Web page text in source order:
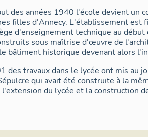
des années 1940 l'école devient un
filles d'Annecy. L'établissement est
d'enseignement technique au
sous maîtrise d'œuvre de
bâtiment historique devenant alors
des travaux dans le lycée ont mis au
qui avait été construite à la
du lycée et la construction